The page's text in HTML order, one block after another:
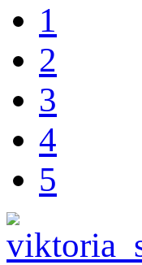
1
2
3
4
5